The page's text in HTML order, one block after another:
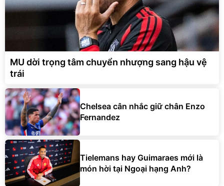
MU dời trọng tâm chuyển nhượng sang hậu vệ
trái
Chelsea cân nhắc giữ chân Enzo
Fernandez
Tielemans hay Guimaraes mới là
món hời tại Ngoại hạng Anh?